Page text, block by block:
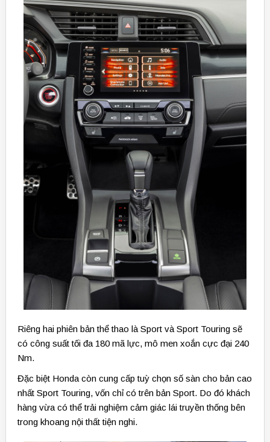
Riêng hai phiên bản thể thao là Sport và Sport Touring sẽ
có công suất tối đa 180 mã lực, mô men xoắn cực đại 240
Nm.
Đặc biệt Honda còn cung cấp tuỳ chọn số sàn cho bản cao
nhất Sport Touring, vốn chỉ có trên bản Sport. Do đó khách
hàng vừa có thể trải nghiệm cảm giác lái truyền thống bên
trong khoang nội thất tiện nghi.